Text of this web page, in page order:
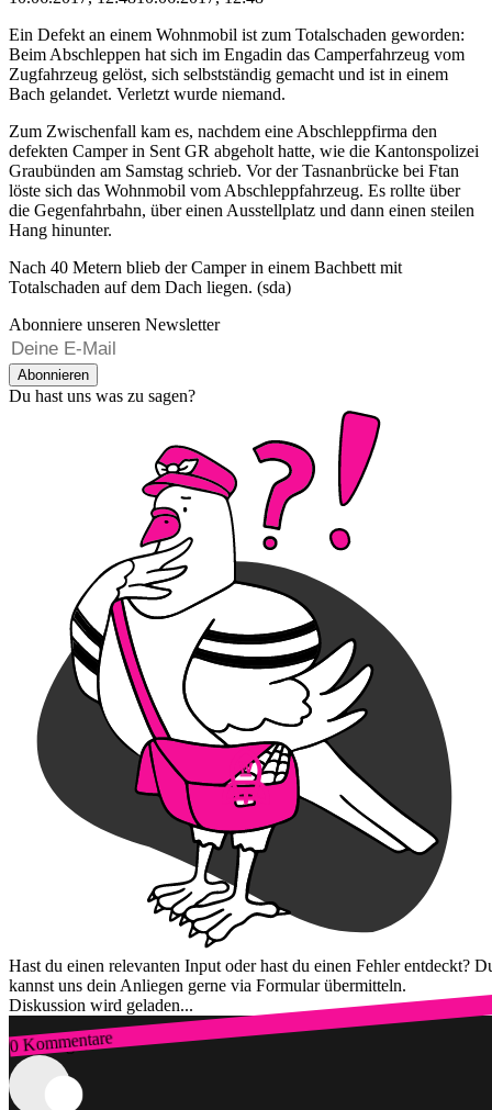
Ein Defekt an einem Wohnmobil ist zum Totalschaden geworden:
Beim Abschleppen hat sich im Engadin das Camperfahrzeug vom
Zugfahrzeug gelöst, sich selbstständig gemacht und ist in einem
Bach gelandet. Verletzt wurde niemand.
Zum Zwischenfall kam es, nachdem eine Abschleppfirma den
defekten Camper in Sent GR abgeholt hatte, wie die Kantonspolizei
Graubünden am Samstag schrieb. Vor der Tasnanbrücke bei Ftan
löste sich das Wohnmobil vom Abschleppfahrzeug. Es rollte über
die Gegenfahrbahn, über einen Ausstellplatz und dann einen steilen
Hang hinunter.
Nach 40 Metern blieb der Camper in einem Bachbett mit
Totalschaden auf dem Dach liegen. (sda)
Abonniere unseren Newsletter
Abonnieren
Du hast uns was zu sagen?
Hast du einen relevanten Input oder hast du einen Fehler entdeckt?
kannst uns dein Anliegen gerne via Formular übermitteln.
Diskussion wird geladen...
0 Kommentare
Zum Login